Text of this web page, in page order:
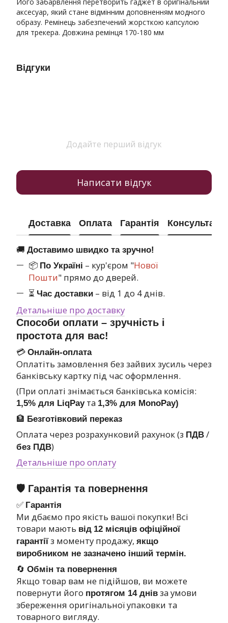
аксесуар, який стане відмінним доповненням модного
образу. Ремінець забезпечений жорсткою капсулою
для трекера. Довжина ремінця 170-180 мм
Відгуки
Додайте перший відгук
Написати відгук
Доставка Оплата Гарантія Консультація
🚚 Доставимо швидко та зручно!
📦 По Україні – кур'єром "Нової
Пошти" прямо до дверей.
⏳ Час доставки – від 1 до 4 днів.
Детальніше про доставку
Способи оплати – зручність і
простота для вас!
💳 Онлайн-оплата
Оплатіть замовлення без зайвих зусиль через
банківську картку під час оформлення.
(При оплаті знімається банківська комісія:
1,5% для LiqPayта 1,3% для MonoPay)
🏦 Безготівковий переказ
Оплата через розрахунковий рахунок (з ПДВ /
без ПДВ)
Детальніше про оплату
🛡 Гарантія та повернення
✅ Гарантія
Ми дбаємо про якість вашої покупки! Всі
товари мають від 12 місяців офіційної
гарантії з моменту продажу, якщо
виробником не зазначено інший термін.
🔄 Обмін та повернення
Якщо товар вам не підійшов, ви можете
повернути його протягом 14 днів за умови
збереження оригінальної упаковки та
товарного вигляду.